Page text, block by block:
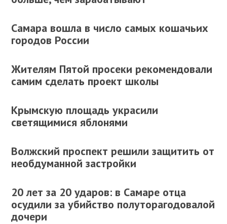
Самара вошла в число самых кошачьих
городов России
Жителям Пятой просеки рекомендовали
самим сделать проект школы
Крымскую площадь украсили
светящимися яблонями
Волжский проспект решили защитить от
необдуманной застройки
20 лет за 20 ударов: в Самаре отца
осудили за убийство полуторагодовалой
дочери